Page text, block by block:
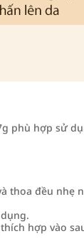
phù hợp sử
thoa đều nhẹ
hợp vào